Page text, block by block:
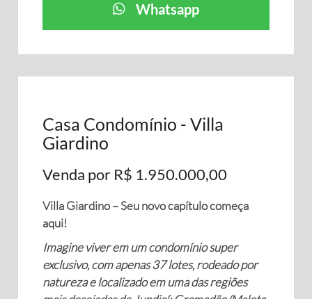
Whatsapp
Casa Condomínio - Villa
Giardino
Venda por R$ 1.950.000,00
Villa Giardino – Seu novo capítulo começa
aqui!
Imagine viver em um condomínio super
exclusivo, com apenas 37 lotes, rodeado por
natureza e localizado em uma das regiões